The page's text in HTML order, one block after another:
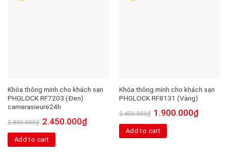
Khóa thông minh cho khách sạn
PHGLOCK RF7203 (Đen)
camerasieure24h
2.800.000₫ 2.450.000₫
Add to cart
Khóa thông minh cho khách sạn
PHGLOCK RF8131 (Vàng)
2.400.000₫ 1.900.000₫
Add to cart